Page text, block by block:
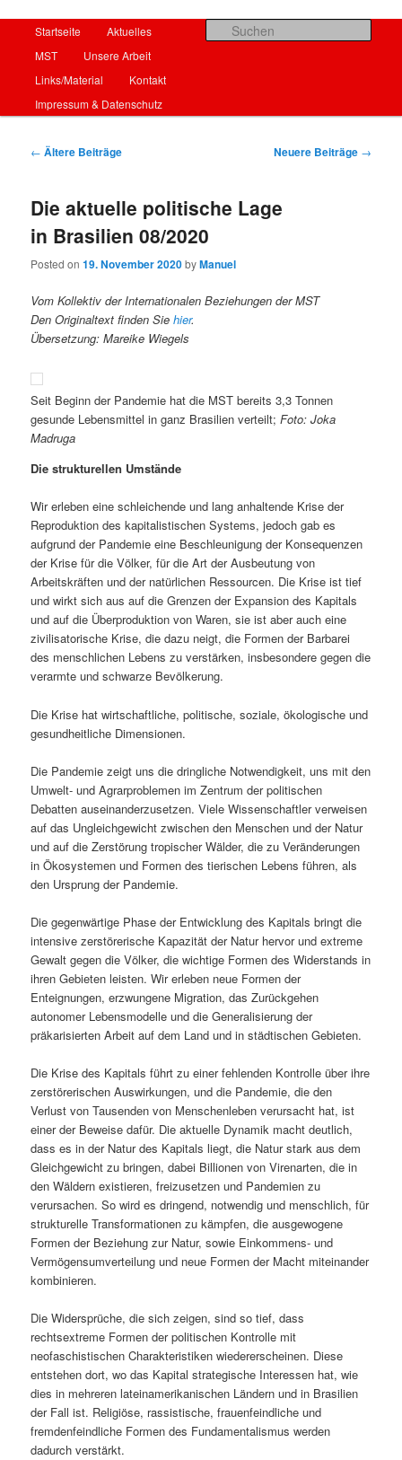
Startseite
HauptmenüZum Inhalt wechseln
Zum sekundären Inhalt wechseln
Startseite
Aktuelles
MST
Unsere Arbeit
Links/Material
Kontakt
Impressum & Datenschutz
Beitrags-Navigation
← Ältere Beiträge Neuere Beiträge →
Die aktuelle politische Lage
in Brasilien 08/2020
Posted on19. November 2020byManuel
Vom Kollektiv der Internationalen Beziehungen der MST
Den Originaltext finden Siehier.
Übersetzung: Mareike Wiegels
Seit Beginn der Pandemie hat die MST bereits 3,3 Tonnen
gesunde Lebensmittel in ganz Brasilien verteilt;Foto: Joka
Madruga
Die strukturellen Umstände
Wir erleben eine schleichende und lang anhaltende Krise der
Reproduktion des kapitalistischen Systems, jedoch gab es
aufgrund der Pandemie eine Beschleunigung der Konsequenzen
der Krise für die Völker, für die Art der Ausbeutung von
Arbeitskräften und der natürlichen Ressourcen. Die Krise ist tief
und wirkt sich aus auf die Grenzen der Expansion des Kapitals
und auf die Überproduktion von Waren, sie ist aber auch eine
zivilisatorische Krise, die dazu neigt, die Formen der Barbarei
des menschlichen Lebens zu verstärken, insbesondere gegen die
verarmte und schwarze Bevölkerung.
Die Krise hat wirtschaftliche, politische, soziale, ökologische und
gesundheitliche Dimensionen.
Die Pandemie zeigt uns die dringliche Notwendigkeit, uns mit den
Umwelt- und Agrarproblemen im Zentrum der politischen
Debatten auseinanderzusetzen. Viele Wissenschaftler verweisen
auf das Ungleichgewicht zwischen den Menschen und der Natur
und auf die Zerstörung tropischer Wälder, die zu Veränderungen
in Ökosystemen und Formen des tierischen Lebens führen, als
den Ursprung der Pandemie.
Die gegenwärtige Phase der Entwicklung des Kapitals bringt die
intensive zerstörerische Kapazität der Natur hervor und extreme
Gewalt gegen die Völker, die wichtige Formen des Widerstands in
ihren Gebieten leisten. Wir erleben neue Formen der
Enteignungen, erzwungene Migration, das Zurückgehen
autonomer Lebensmodelle und die Generalisierung der
präkarisierten Arbeit auf dem Land und in städtischen Gebieten.
Die Krise des Kapitals führt zu einer fehlenden Kontrolle über ihre
zerstörerischen Auswirkungen, und die Pandemie, die den
Verlust von Tausenden von Menschenleben verursacht hat, ist
einer der Beweise dafür. Die aktuelle Dynamik macht deutlich,
dass es in der Natur des Kapitals liegt, die Natur stark aus dem
Gleichgewicht zu bringen, dabei Billionen von Virenarten, die in
den Wäldern existieren, freizusetzen und Pandemien zu
verursachen. So wird es dringend, notwendig und menschlich, für
strukturelle Transformationen zu kämpfen, die ausgewogene
Formen der Beziehung zur Natur, sowie Einkommens- und
Vermögensumverteilung und neue Formen der Macht miteinander
kombinieren.
Die Widersprüche, die sich zeigen, sind so tief, dass
rechtsextreme Formen der politischen Kontrolle mit
neofaschistischen Charakteristiken wiedererscheinen. Diese
entstehen dort, wo das Kapital strategische Interessen hat, wie
dies in mehreren lateinamerikanischen Ländern und in Brasilien
der Fall ist. Religiöse, rassistische, frauenfeindliche und
fremdenfeindliche Formen des Fundamentalismus werden
dadurch verstärkt.